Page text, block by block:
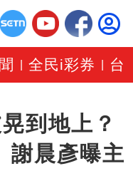
|全民i彩券 台
到地上？
晨彥曝主